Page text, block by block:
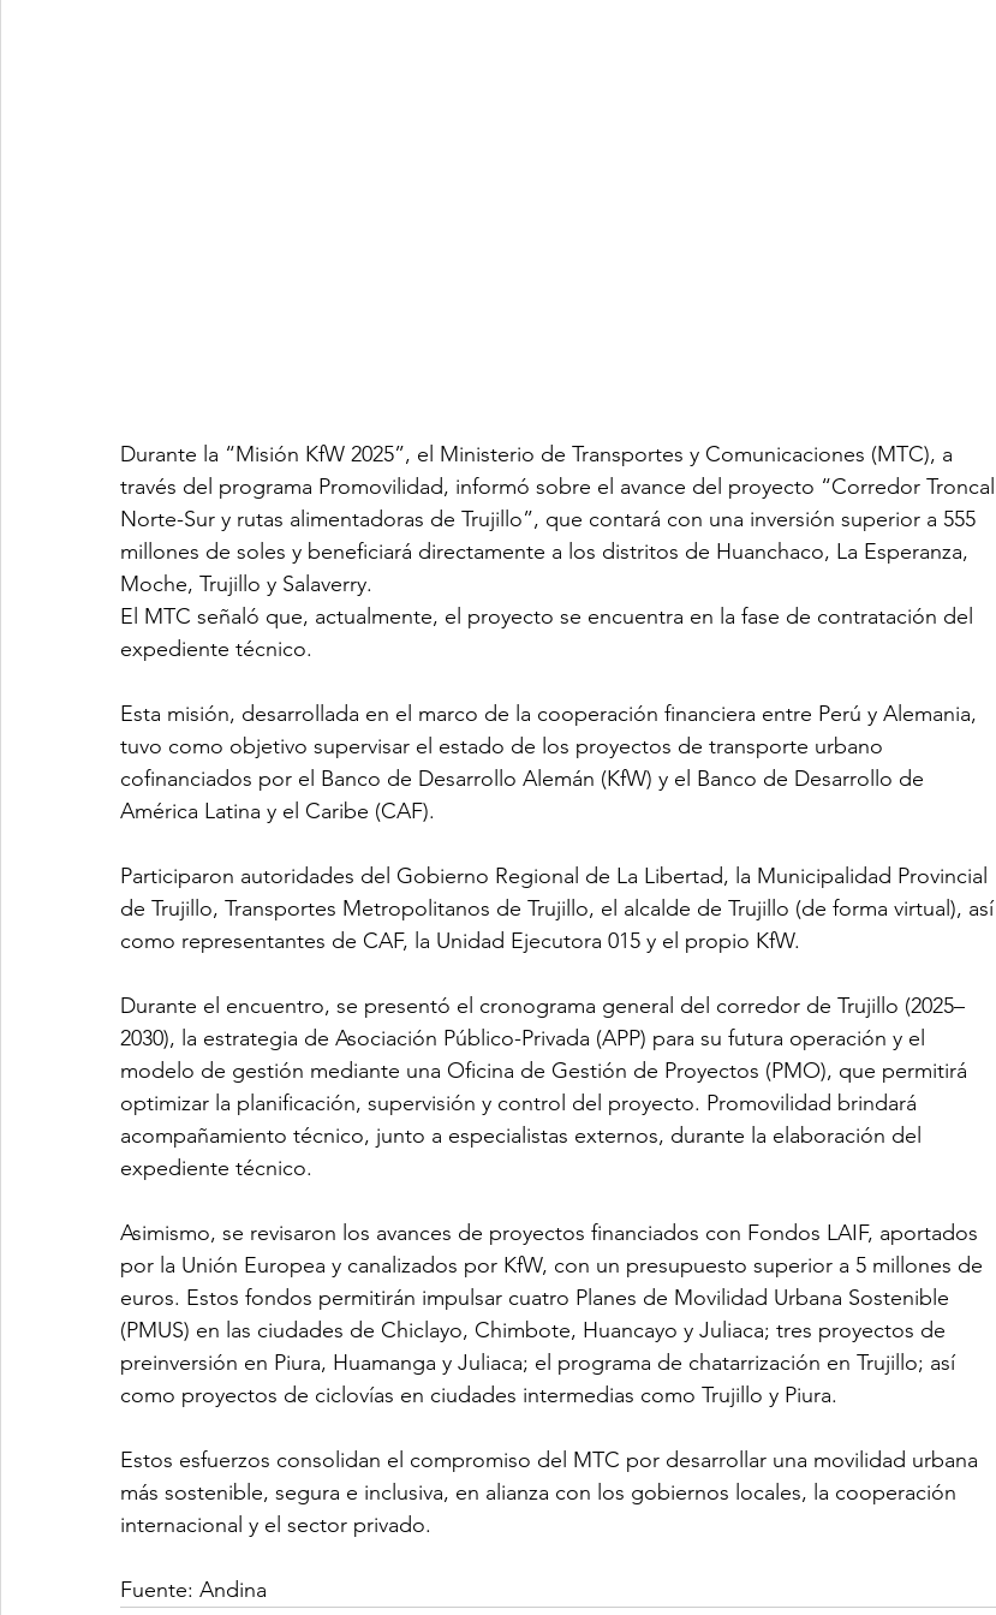
Durante la “Misión KfW 2025”, el Ministerio de Transportes y Comunicaciones (MTC), a
través del programa Promovilidad, informó sobre el avance del proyecto “Corredor Troncal
Norte-Sur y rutas alimentadoras de Trujillo”, que contará con una inversión superior a 555
millones de soles y beneficiará directamente a los distritos de Huanchaco, La Esperanza,
Moche, Trujillo y Salaverry.
El MTC señaló que, actualmente, el proyecto se encuentra en la fase de contratación del
expediente técnico.
Esta misión, desarrollada en el marco de la cooperación financiera entre Perú y Alemania,
tuvo como objetivo supervisar el estado de los proyectos de transporte urbano
cofinanciados por el Banco de Desarrollo Alemán (KfW) y el Banco de Desarrollo de
América Latina y el Caribe (CAF).
Participaron autoridades del Gobierno Regional de La Libertad, la Municipalidad Provincial
de Trujillo, Transportes Metropolitanos de Trujillo, el alcalde de Trujillo (de forma virtual), así
como representantes de CAF, la Unidad Ejecutora 015 y el propio KfW.
Durante el encuentro, se presentó el cronograma general del corredor de Trujillo (2025–
2030), la estrategia de Asociación Público-Privada (APP) para su futura operación y el
modelo de gestión mediante una Oficina de Gestión de Proyectos (PMO), que permitirá
optimizar la planificación, supervisión y control del proyecto. Promovilidad brindará
acompañamiento técnico, junto a especialistas externos, durante la elaboración del
expediente técnico.
Asimismo, se revisaron los avances de proyectos financiados con Fondos LAIF, aportados
por la Unión Europea y canalizados por KfW, con un presupuesto superior a 5 millones de
euros. Estos fondos permitirán impulsar cuatro Planes de Movilidad Urbana Sostenible
(PMUS) en las ciudades de Chiclayo, Chimbote, Huancayo y Juliaca; tres proyectos de
preinversión en Piura, Huamanga y Juliaca; el programa de chatarrización en Trujillo; así
como proyectos de ciclovías en ciudades intermedias como Trujillo y Piura.
Estos esfuerzos consolidan el compromiso del MTC por desarrollar una movilidad urbana
más sostenible, segura e inclusiva, en alianza con los gobiernos locales, la cooperación
internacional y el sector privado.
Fuente: Andina